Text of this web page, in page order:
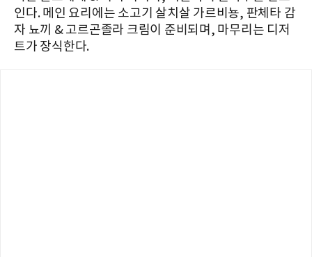
인다. 메인 요리에는 소고기 살치살 가르비뇽, 판체타 감
자 뇨끼 & 고르곤졸라 크림이 준비되며, 마무리는 디저
트가 장식한다.